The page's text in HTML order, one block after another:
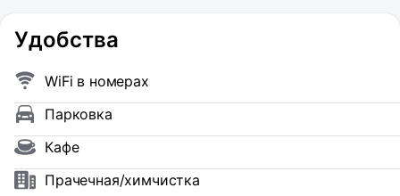
Удобства
WiFi в номерах
Парковка
Кафе
Прачечная/химчистка